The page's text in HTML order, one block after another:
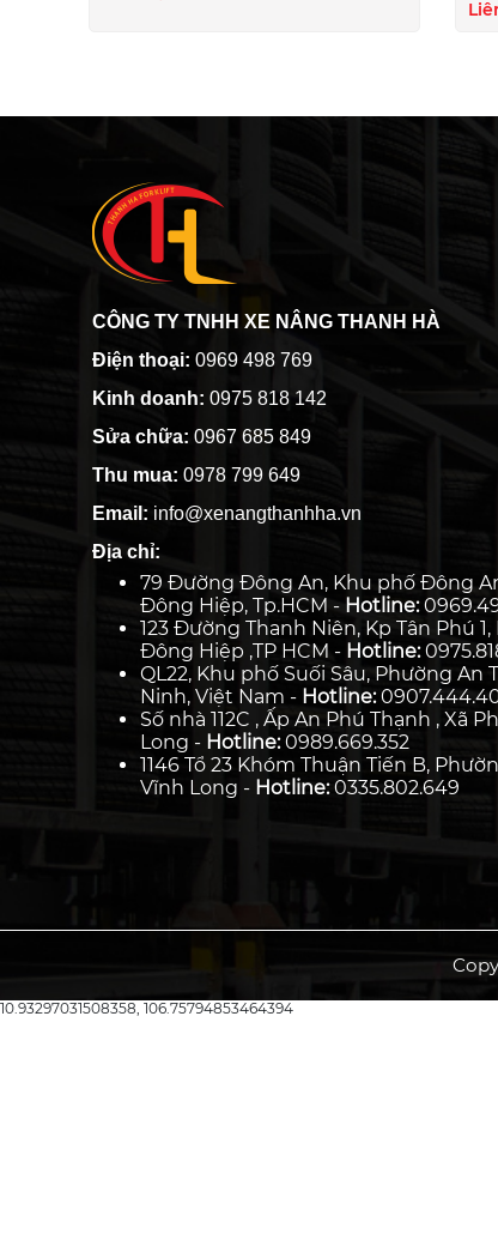
CÔNG TY TNHH XE NÂNG THANH HÀ
Điện thoại: 0969 498 769
Kinh doanh: 0975 818 142
Sửa chữa: 0967 685 849
Thu mua: 0978 799 649
Email: info@xenangthanhha.vn
Địa chỉ:
79 Đường Đông An, Khu phố Đông
Đông Hiệp, Tp.HCM - Hotline:
123 Đường Thanh Niên, Kp Tân Phú
Đông Hiệp ,TP HCM - Hotline:
QL22, Khu phố Suối Sâu, Phường An
Ninh, Việt Nam - Hotline:
Số nhà 112C , Ấp An Phú Thạnh , Xã
Long - Hotline:0989.669.352
1146 Tổ 23 Khóm Thuận Tiến B,
Vĩnh Long - Hotline:0335.802.649
10.93297031508358, 106.75794853464394